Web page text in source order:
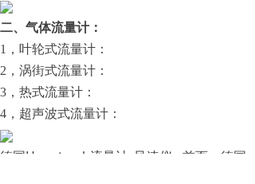
二、气体流量计：
1，叶轮式流量计：
2，涡街式流量计：
3，热式流量计：
4，超声波式流量计：
德国Hoentzsch流量计_风速仪 - 首页，德国